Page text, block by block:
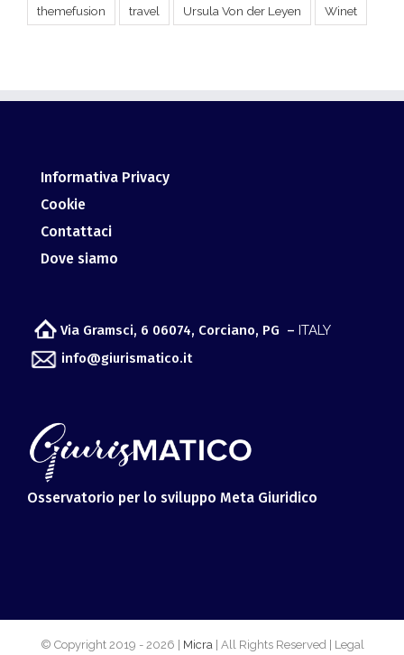
themefusion travel Ursula Von der Leyen Winet
Informativa Privacy
Cookie
Contattaci
Dove siamo
Via Gramsci, 6 06074, Corciano, PG – ITALY
info@giurismatico.it
Osservatorio per lo sviluppo Meta Giuridico
© Copyright 2019 - 2026 | Micra | All Rights Reserved | Legal